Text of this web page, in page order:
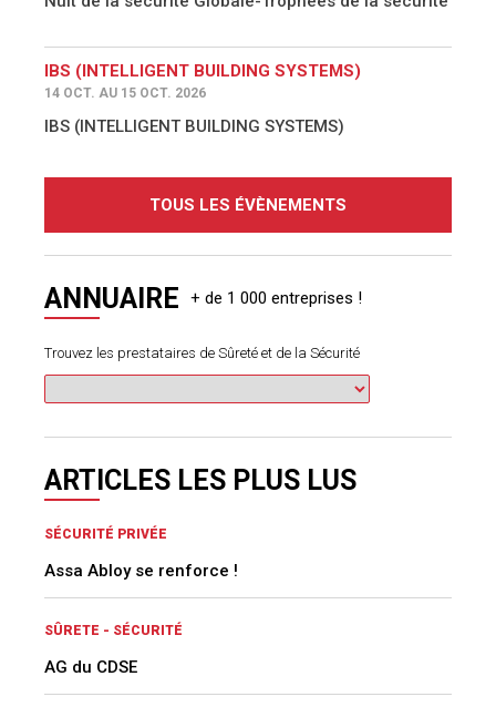
IBS (INTELLIGENT BUILDING SYSTEMS)
14 OCT. AU 15 OCT. 2026
IBS (INTELLIGENT BUILDING SYSTEMS)
TOUS LES ÉVÈNEMENTS
ANNUAIRE
Trouvez les prestataires de Sûreté et de la Sécurité
ARTICLES LES PLUS LUS
SÉCURITÉ PRIVÉE
Assa Abloy se renforce !
SÛRETE - SÉCURITÉ
AG du CDSE